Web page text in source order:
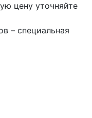
уточняйте